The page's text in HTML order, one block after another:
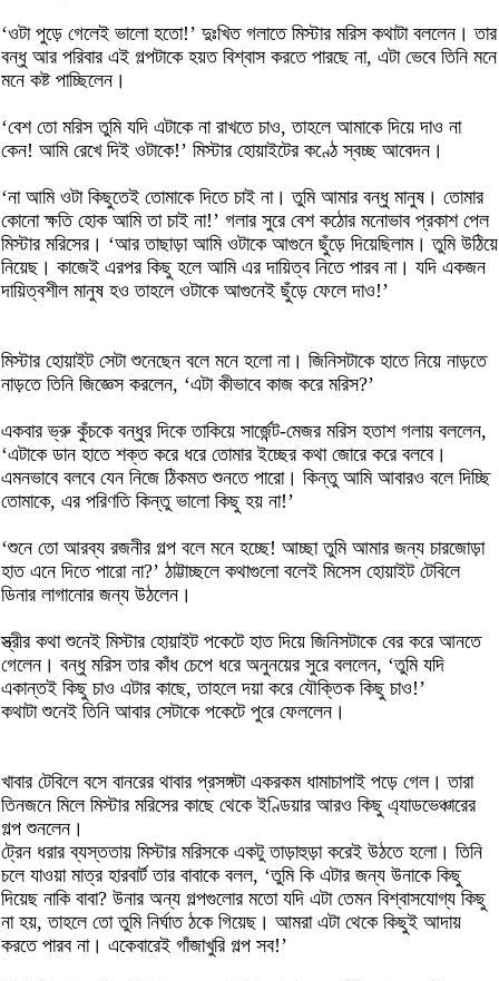
‘ওটা পুড়ে গেলেই ভালো হতো!’ দুঃখিত গলাতে মিস্টার মরিস কথাটা বললেন। তার
বন্ধু আর পরিবার এই গল্পটাকে হয়ত বিশ্বাস করতে পারছে না, এটা ভেবে তিনি মনে
মনে কষ্ট পাচ্ছিলেন।
‘বেশ তো মরিস তুমি যদি এটাকে না রাখতে চাও, তাহলে আমাকে দিয়ে দাও না
কেন! আমি রেখে দিই ওটাকে!’ মিস্টার হোয়াইটের কণ্ঠে স্বচ্ছ আবেদন।
‘না আমি ওটা কিছুতেই তোমাকে দিতে চাই না। তুমি আমার বন্ধু মানুষ। তোমার
কোনো ক্ষতি হোক আমি তা চাই না!’ গলার সুরে বেশ কঠোর মনোভাব প্রকাশ পেল
মিস্টার মরিসের। ‘আর তাছাড়া আমি ওটাকে আগুনে ছুঁড়ে দিয়েছিলাম। তুমি উঠিয়ে
নিয়েছ। কাজেই এরপর কিছু হলে আমি এর দায়িত্ব নিতে পারব না। যদি একজন
দায়িত্বশীল মানুষ হও তাহলে ওটাকে আগুনেই ছুঁড়ে ফেলে দাও!’
মিস্টার হোয়াইট সেটা শুনেছেন বলে মনে হলো না। জিনিসটাকে হাতে নিয়ে নাড়তে
নাড়তে তিনি জিজ্ঞেস করলেন, ‘এটা কীভাবে কাজ করে মরিস?’
একবার ভ্রু কুঁচকে বন্ধুর দিকে তাকিয়ে সার্জেন্ট-মেজর মরিস হতাশ গলায় বললেন,
‘এটাকে ডান হাতে শক্ত করে ধরে তোমার ইচ্ছের কথা জোরে করে বলবে।
এমনভাবে বলবে যেন নিজে ঠিকমত শুনতে পারো। কিন্তু আমি আবারও বলে দিচ্ছি
তোমাকে, এর পরিণতি কিন্তু ভালো কিছু হয় না!’
‘শুনে তো আরব্য রজনীর গল্প বলে মনে হচ্ছে! আচ্ছা তুমি আমার জন্য চারজোড়া
হাত এনে দিতে পারো না?’ ঠাট্টাচ্ছলে কথাগুলো বলেই মিসেস হোয়াইট টেবিলে
ডিনার লাগানোর জন্য উঠলেন।
স্ত্রীর কথা শুনেই মিস্টার হোয়াইট পকেটে হাত দিয়ে জিনিসটাকে বের করে আনতে
গেলেন। বন্ধু মরিস তার কাঁধ চেপে ধরে অনুনয়ের সুরে বললেন, ‘তুমি যদি
একান্তই কিছু চাও এটার কাছে, তাহলে দয়া করে যৌক্তিক কিছু চাও!’
কথাটা শুনেই তিনি আবার সেটাকে পকেটে পুরে ফেললেন।
খাবার টেবিলে বসে বানরের থাবার প্রসঙ্গটা একরকম ধামাচাপাই পড়ে গেল। তারা
তিনজনে মিলে মিস্টার মরিসের কাছে থেকে ইণ্ডিয়ার আরও কিছু এ্যাডভেঞ্চারের
গল্প শুনলেন।
ট্রেন ধরার ব্যস্ততায় মিস্টার মরিসকে একটু তাড়াহুড়া করেই উঠতে হলো। তিনি
চলে যাওয়া মাত্র হারবার্ট তার বাবাকে বলল, ‘তুমি কি এটার জন্য উনাকে কিছু
দিয়েছ নাকি বাবা? উনার অন্য গল্পগুলোর মতো যদি এটা তেমন বিশ্বাসযোগ্য কিছু
না হয়, তাহলে তো তুমি নির্ঘাত ঠকে গিয়েছ। আমরা এটা থেকে কিছুই আদায়
করতে পারব না। একেবারেই গাঁজাখুরি গল্প সব!’